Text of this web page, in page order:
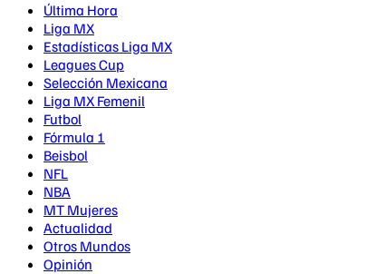
Última Hora
Liga MX
Estadísticas Liga MX
Leagues Cup
Selección Mexicana
Liga MX Femenil
Futbol
Fórmula 1
Beisbol
NFL
NBA
MT Mujeres
Actualidad
Otros Mundos
Opinión